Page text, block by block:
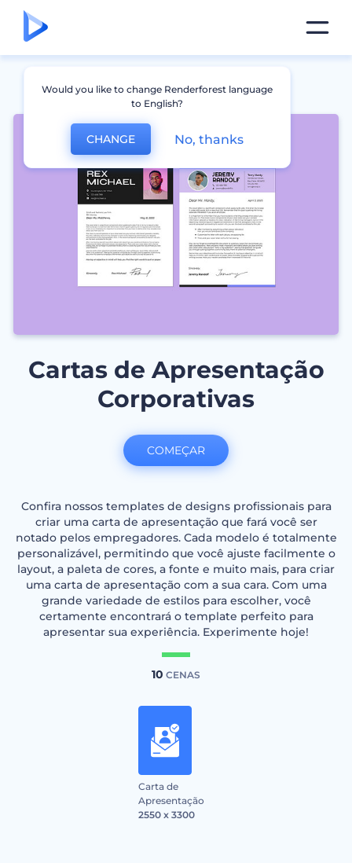
Cartas de Apresentação
Corporativas
Confira nossos templates de designs profissionais para
criar uma carta de apresentação que fará você ser
notado pelos empregadores. Cada modelo é totalmente
personalizável, permitindo que você ajuste facilmente o
layout, a paleta de cores, a fonte e muito mais, para criar
uma carta de apresentação com a sua cara. Com uma
grande variedade de estilos para escolher, você
certamente encontrará o template perfeito para
apresentar sua experiência. Experimente hoje!
10 CENAS
Carta de
Apresentação
2550 x 3300
COMEÇAR
Would you like to change Renderforest language
to English?
CHANGE No, thanks